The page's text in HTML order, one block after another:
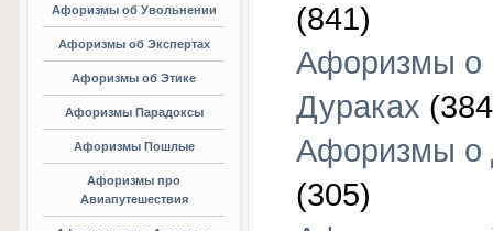
Афоризмы об Увольнении
Афоризмы об Экспертах
Афоризмы об Этике
Афоризмы Парадоксы
Афоризмы Пошлые
Афоризмы про
Авиапутешествия
(841)
Афоризмы о
Дураках
Афоризмы о
(305)